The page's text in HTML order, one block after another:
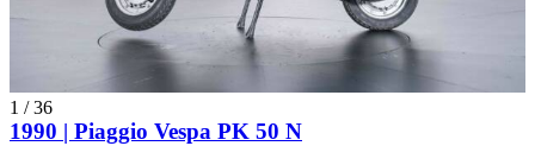
1 /36
1990 | Piaggio Vespa PK 50 N